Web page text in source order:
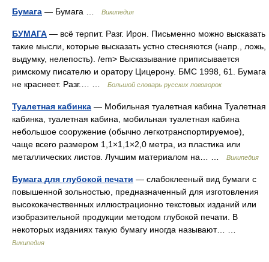
Бумага — Бумага … Википедия
БУМАГА — всё терпит. Разг. Ирон. Письменно можно высказать
такие мысли, которые высказать устно стесняются (напр., ложь,
выдумку, нелепость). /em> Высказывание приписывается
римскому писателю и оратору Цицерону. БМС 1998, 61. Бумага
не краснеет. Разг.… …
Большой словарь русских поговорок
Туалетная кабинка — Мобильная туалетная кабина Туалетная
кабинка, туалетная кабина, мобильная туалетная кабина
небольшое сооружение (обычно легкотранспортируемое),
чаще всего размером 1,1×1,1×2,0 метра, из пластика или
металлических листов. Лучшим материалом на… …
Википедия
Бумага для глубокой печати — слабоклееный вид бумаги с
повышенной зольностью, предназначенный для изготовления
высококачественных иллюстрационно текстовых изданий или
изобразительной продукции методом глубокой печати. В
некоторых изданиях такую бумагу иногда называют… …
Википедия